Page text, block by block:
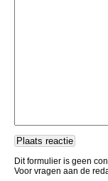
Dit formulier is geen
Voor vragen aan de